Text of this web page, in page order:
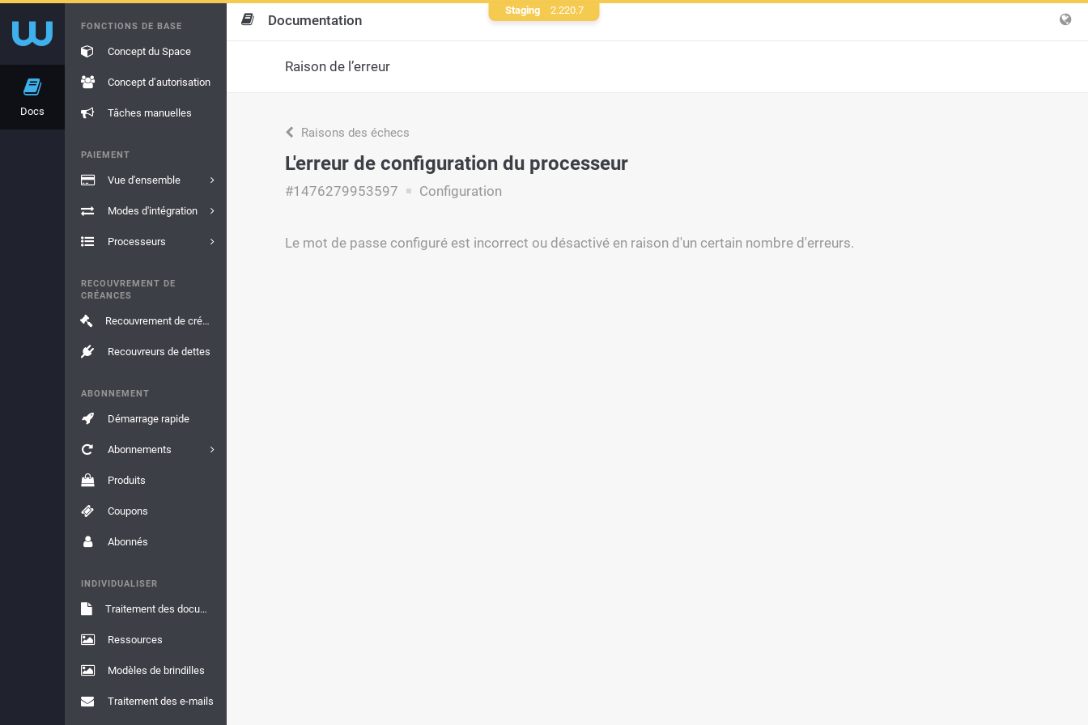
Docs
FONCTIONS DE BASE
Concept du Space
Concept d’autorisation
Tâches manuelles
PAIEMENT
Vue d'ensemble
Modes d'intégration
Processeurs
RECOUVREMENT DE
CRÉANCES
Recouvrement de créances
Recouvreurs de dettes
ABONNEMENT
Démarrage rapide
Abonnements
Produits
Coupons
Abonnés
INDIVIDUALISER
Traitement des documents
Ressources
Modèles de brindilles
Traitement des e-mails
Documentation
Raison de l’erreur
Raisons des échecs
L'erreur de configuration du processeur
#1476279953597 Configuration
Le mot de passe configuré est incorrect ou désactivé en raison d'un certain nombre d'erreurs.
Staging 2.220.7